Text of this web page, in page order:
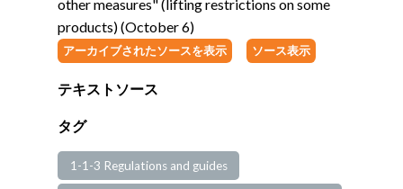
ENGLISH 日本語
other measures" (lifting restrictions on some
products) (October 6)
アーカイブされたソースを表示 ソース表示
テキストソース
タグ
1-1-3 Regulations and guides